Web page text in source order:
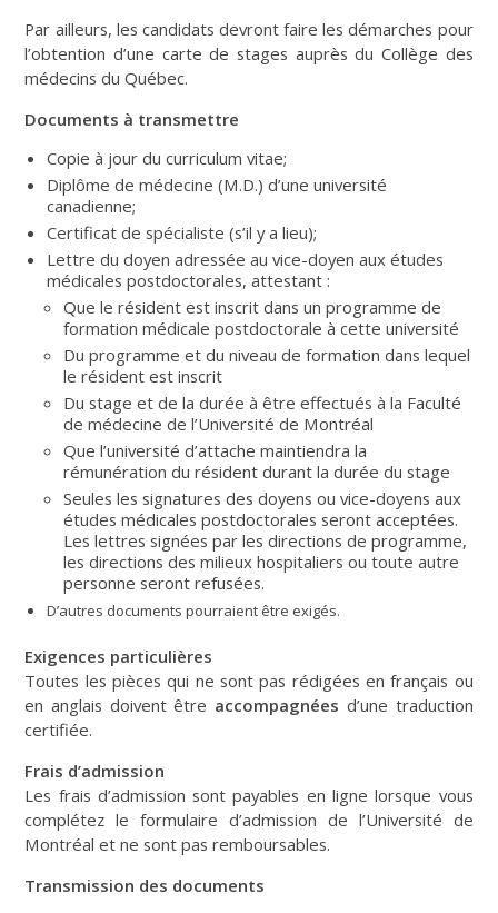
Par ailleurs, les candidats devront faire les démarches pour
l’obtention d’une carte de stages auprès du Collège des
médecins du Québec.
Documents à transmettre
Copie à jour du curriculum vitae;
Diplôme de médecine (M.D.) d’une université
canadienne;
Certificat de spécialiste (s’il y a lieu);
Lettre du doyen adressée au vice-doyen aux études
médicales postdoctorales, attestant :
Que le résident est inscrit dans un programme de
formation médicale postdoctorale à cette université
Du programme et du niveau de formation dans lequel
le résident est inscrit
Du stage et de la durée à être effectués à la Faculté
de médecine de l’Université de Montréal
Que l’université d’attache maintiendra la
rémunération du résident durant la durée du stage
Seules les signatures des doyens ou vice-doyens aux
études médicales postdoctorales seront acceptées.
Les lettres signées par les directions de programme,
les directions des milieux hospitaliers ou toute autre
personne seront refusées.
D’autres documents pourraient être exigés.
Exigences particulières
Toutes les pièces qui ne sont pas rédigées en français ou
en anglais doivent être accompagnées d’une traduction
certifiée.
Frais d’admission
Les frais d’admission sont payables en ligne lorsque vous
complétez le formulaire d’admission de l’Université de
Montréal et ne sont pas remboursables.
Transmission des documents